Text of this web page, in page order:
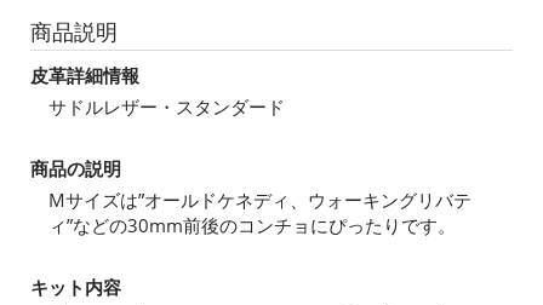
商品説明
皮革詳細情報
サドルレザー・スタンダード
商品の説明
Mサイズは”オールドケネディ、ウォーキングリバテ
ィ”などの30mm前後のコンチョにぴったりです。
キット内容